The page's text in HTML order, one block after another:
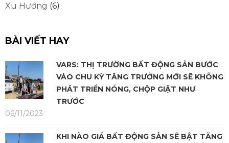
Xu Hướng (6)
BÀI VIẾT HAY
VARS: THỊ TRƯỜNG BẤT ĐỘNG SẢN BƯỚC
VÀO CHU KỲ TĂNG TRƯỞNG MỚI SẼ KHÔNG
PHÁT TRIỂN NÓNG, CHỘP GIẬT NHƯ
TRƯỚC
06/11/2023
KHI NÀO GIÁ BẤT ĐỘNG SẢN SẼ BẬT TĂNG